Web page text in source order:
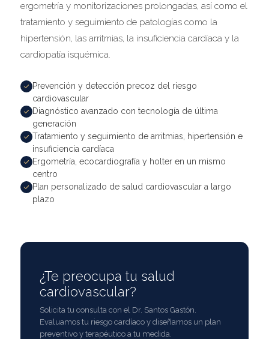
ergometría y monitorizaciones prolongadas, así como el
tratamiento y seguimiento de patologías como la
hipertensión, las arritmias, la insuficiencia cardíaca y la
cardiopatía isquémica.
Prevención y detección precoz del riesgo
cardiovascular
Diagnóstico avanzado con tecnología de última
generación
Tratamiento y seguimiento de arritmias, hipertensión e
insuficiencia cardíaca
Ergometría, ecocardiografía y holter en un mismo
centro
Plan personalizado de salud cardiovascular a largo
plazo
¿Te preocupa tu salud
cardiovascular?
Solicita tu consulta con el Dr. Santos Gastón.
Evaluamos tu riesgo cardíaco y diseñamos un plan
preventivo y terapéutico a tu medida.